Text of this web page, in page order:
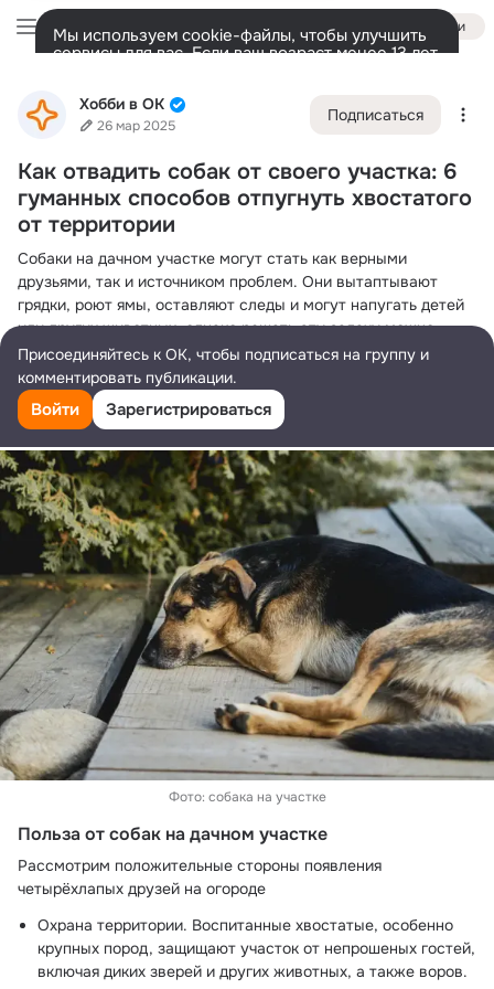
Хобби в ОК
26 мар 2025
Подписаться
Как отвадить собак от своего участка: 6
гуманных способов отпугнуть хвостатого
от территории
Собаки на дачном участке могут стать как верными
друзьями, так и источником проблем. Они вытаптывают
грядки, роют ямы, оставляют следы и могут напугать детей
или других животных, однако решать эту задачу можно
гуманно, не причиняя вреда четвероногим. В статье
обсудим, как отвадить собак от участка, какими
эффективными методами защитить огород и дачную
территорию от нежелательных гостей.
Фото: собака на участке
Польза от собак на дачном участке
Рассмотрим положительные стороны появления
четырёхлапых друзей на огороде
Охрана территории. Воспитанные хвостатые, особенно
крупных пород, защищают участок от непрошеных гостей,
включая диких зверей и других животных, а также воров.
Войти
Мы используем cookie-файлы, чтобы улучшить
сервисы для вас. Если ваш возраст менее 13 лет,
Разрешить все
Лента Участники 176K Фото 14K Ещё
Дополнительная
Всё 3 382 Обсуждаемые
Присоединяйтесь к ОК, чтобы подписаться на группу и
комментировать публикации.
Войти Зарегистрироваться